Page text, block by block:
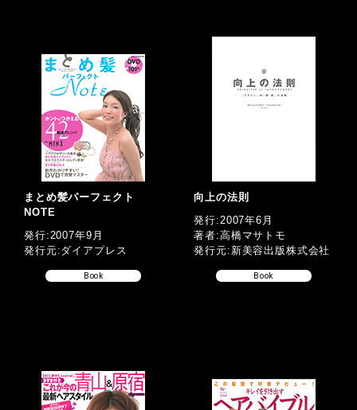
まとめ髪パーフェクト
NOTE
発行:2007年9月
発行元:ダイアプレス
Book
向上の法則
発行:2007年6月
著者:高橋マサトモ
発行元:新美容出版株式会社
Book